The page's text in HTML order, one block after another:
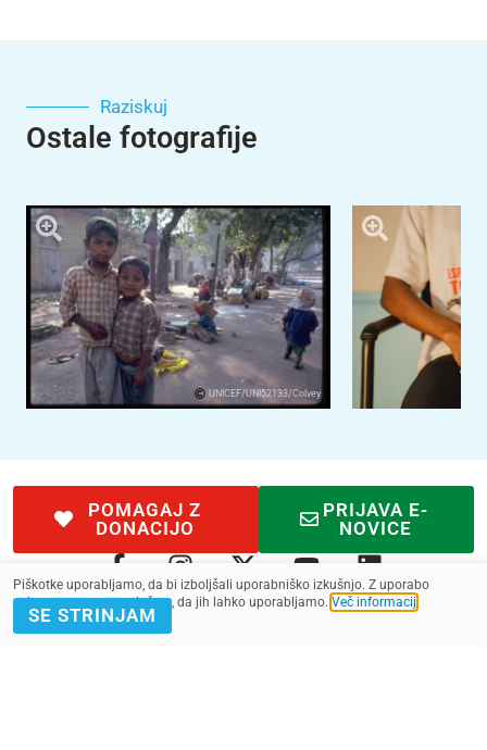
Raziskuj
Ostale fotografije
UNICEF/UNI52133/Colvey
POMAGAJ Z
DONACIJO
PRIJAVA E-
NOVICE
Piškotke uporabljamo, da bi izboljšali uporabniško izkušnjo. Z uporabo
spletnega mesta soglašate, da jih lahko uporabljamo. Več informacij
SE STRINJAM